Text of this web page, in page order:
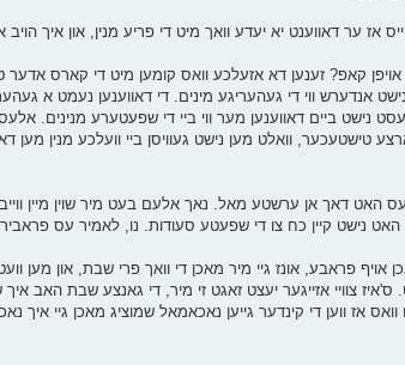
אז ער דאווענט יא יעדע וואך מיט די פריע מנין, און איך הויב
קאפ? זענען דא אזעלכע וואס קומען מיט די קארס אדער
אנדערש ווי די געהעריגע מינים. די דאווענען נעמט א
נישט ביים דאווענען מער ווי ביי די שפעטערע מנינים. אלעס
טישטעכער, וואלט מען נישט געוויסן ביי וועלכע מנין מען
האט דאך אן ערשטע מאל. נאך אלעם בעט מיר שוין מיין
האט נישט קיין כח צו די שפעטע סעודות. נו, לאמיר עס
אויף פראבע, אונז גיי מיר מאכן די וואך פרי שבת, און מען
צוויי אזייגער יעצט זאגט זי מיר, די גאנצע שבת האב איך
אז ווען די קינדער גייען נאכאמאל שמוציג מאכן גיי איך